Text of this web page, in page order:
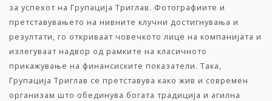
за успехот на Групација Триглав. Фотографиите и
претставувањето на нивните клучни достигнувања и
резултати, го откриваат човечкото лице на компанијата и
излегуваат надвор од рамките на класичното
прикажување на финансиските показатели. Така,
Групација Триглав се претставува како жив и современ
организам што обединува богата традиција и агилна